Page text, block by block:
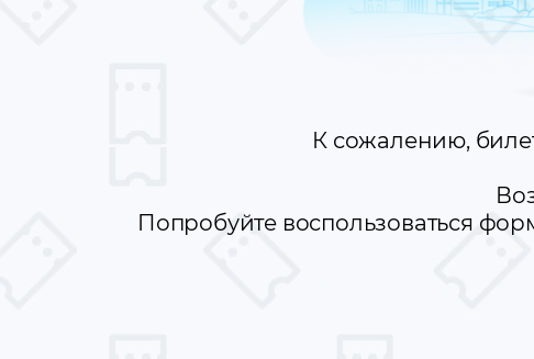
К сожалению,
Попробуйте воспользоваться